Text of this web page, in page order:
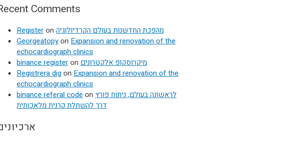
Comments
Registeron מהפכת החדשנות בעולם הקרדיולוגיה
Georgeatopyon Expansion and renovation of the
echocardiograph clinics
binance registeron מיקרוסקופ אלקטרונים
Registrera digon Expansion and renovation of the
echocardiograph clinics
binance referal codeon לראשונה בעולם, ניתוח פורץ
דרך להשתלת קרנית מלאכותית